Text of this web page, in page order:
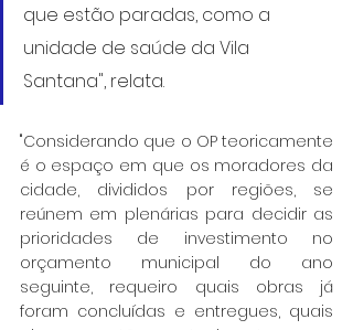
que estão paradas, como a
unidade de saúde da Vila
Santana", relata.
"Considerando que o OP teoricamente
é o espaço em que os moradores da
cidade, divididos por regiões, se
reúnem em plenárias para decidir as
prioridades de investimento no
orçamento municipal do ano
seguinte, requeiro quais obras já
foram concluídas e entregues, quais